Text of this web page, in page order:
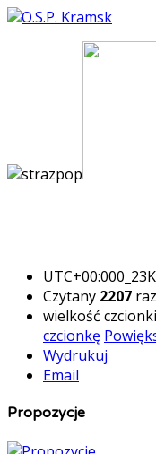
Czytany 2207
wielkość czcionki
czcionkę
Wydrukuj
Email
Propozycje